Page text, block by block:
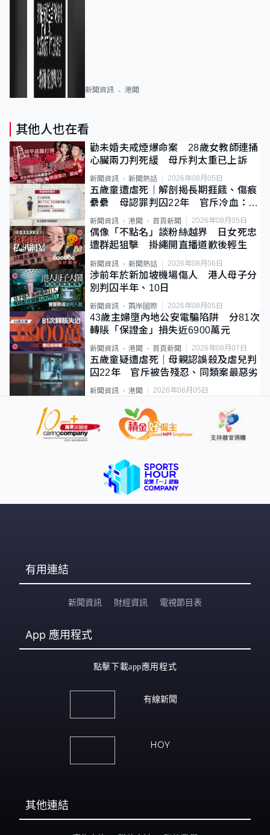
新聞資訊 港聞
其他人也在看
勸未婚夫戒煙爆命案 28歲女教師連捅
心臟兩刀判死緩 母斥判太重已上訴
新聞資訊 新聞熱話 2026年08月05日
五歲童遭虐死｜解剖揭長期捱餓、傷痕
纍纍 母認罪判囚22年 官斥冷血：同
類案最惡劣
新聞資訊 港聞 首頁新聞 2026年08月05日
偶像「不點名」談粉絲越界 日女死忠
遭群起狙擊 掛繩開直播道歉後輕生
新聞資訊 新聞熱話 2026年08月06日
涉前年於新加坡機場傷人 港人母子分
別判囚半年、10日
新聞資訊 兩岸國際 2026年08月05日
43歲主婦墮內地公安電騙陷阱 分81次
轉賬「保證金」損失近6900萬元
新聞資訊 港聞 首頁新聞 2026年08月07日
五歲童疑遭虐死｜母親認誤殺及虐兒判
囚22年 官斥被告殘忍、同類案最惡劣
新聞資訊 港聞 2026年08月05日
有用連結
新聞資訊 財經資訊 電視節目表
App 應用程式
點擊下載app應用程式
有線新聞
HOY
其他連結